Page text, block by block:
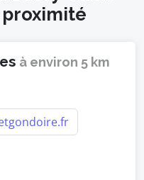
à environ 5 km